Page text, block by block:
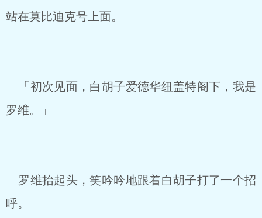
站在莫比迪克号上面。
「初次见面，白胡子爱德华纽盖特阁下，我是
罗维。」
罗维抬起头，笑吟吟地跟着白胡子打了一个招
呼。